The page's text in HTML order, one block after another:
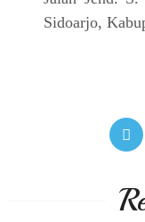
Sidoarjo,